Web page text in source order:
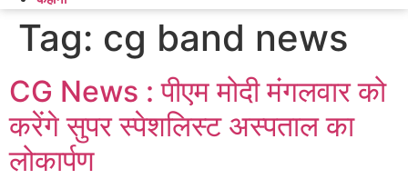
Tag: cg band news
CG News : पीएम मोदी मंगलवार को
करेंगे सुपर स्पेशलिस्ट अस्पताल का
लोकार्पण